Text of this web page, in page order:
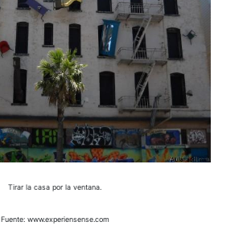
Tirar la casa por la ventana.
Fuente: www.experiensense.com